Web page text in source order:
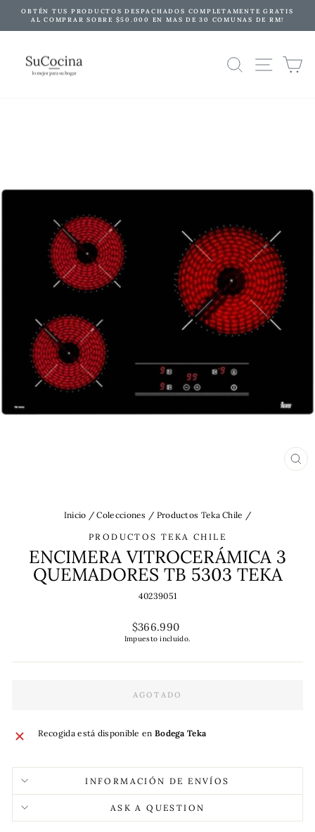
directamente
diapositivas
pausa
OBTÉN TUS PRODUCTOS DESPACHADOS COMPLETAMENTE GRATIS
AL COMPRAR SOBRE $50.000 EN MAS DE 30 COMUNAS DE RM!
BUSCAR
Inicio / Colecciones / Productos Teka Chile /
PRODUCTOS TEKA CHILE
ENCIMERA VITROCERÁMICA 3
QUEMADORES TB 5303 TEKA
40239051
Precio
habitual
$366.990
Impuesto incluido.
AGOTADO
Recogida está disponible en Bodega Teka
INFORMACIÓN DE ENVÍOS
ASK A QUESTION